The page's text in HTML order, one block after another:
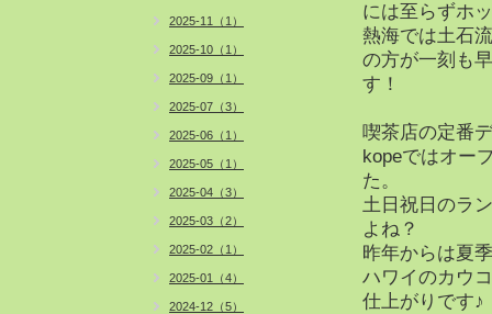
には至らずホ
熱海では土石
の方が一刻も
す！
喫茶店の定番
kopeではオー
た。
土日祝日のラ
よね？
昨年からは夏
ハワイのカウ
仕上がりです♪
2025-11（1）
2025-10（1）
2025-09（1）
2025-07（3）
2025-06（1）
2025-05（1）
2025-04（3）
2025-03（2）
2025-02（1）
2025-01（4）
2024-12（5）